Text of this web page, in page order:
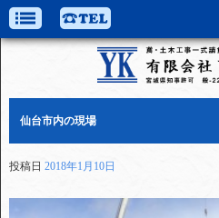
仙台市内の現場
投稿日 2018年1月10日